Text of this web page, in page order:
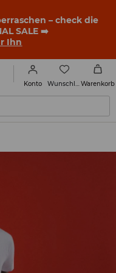
beginnen
mit einem neuen
Ihn
Konto Warenkorb